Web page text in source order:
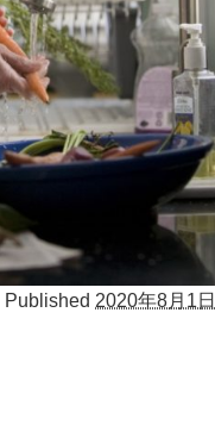
Published 2020年8月1日